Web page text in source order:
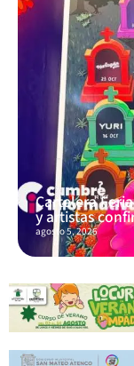
Cartelera
y artistas
agosto 5, 2026